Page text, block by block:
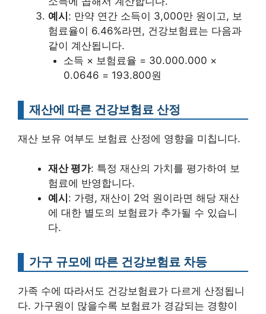
예시: 만약 연간 소득이 3,000만 원이고, 보
험료율이 6.46%라면, 건강보험료는 다음과
같이 계산됩니다.
소득 × 보험료율 = 30.000.000 ×
0.0646 = 193.800원
재산에 따른 건강보험료 산정
재산 보유 여부도 보험료 산정에 영향을 미칩니다.
재산 평가: 특정 재산의 가치를 평가하여 보
험료에 반영합니다.
예시 : 가령, 재산이 2억 원이라면 해당 재산
에 대한 별도의 보험료가 추가될 수 있습니
다.
가구 규모에 따른 건강보험료 차등
가족 수에 따라서도 건강보험료가 다르게 산정됩니
다. 가구원이 많을수록 보험료가 경감되는 경향이